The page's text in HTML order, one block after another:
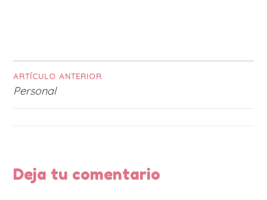
Navegación
ARTÍCULO ANTERIOR
Personal
Deja tu comentario